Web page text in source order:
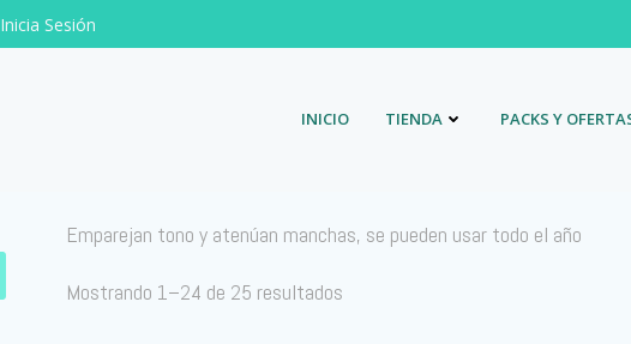
Inicia Sesión
INICIO TIENDA PACKS Y
Emparejan tono y atenúan manchas, se pueden usar todo el año
Mostrando 1–24 de 25 resultados